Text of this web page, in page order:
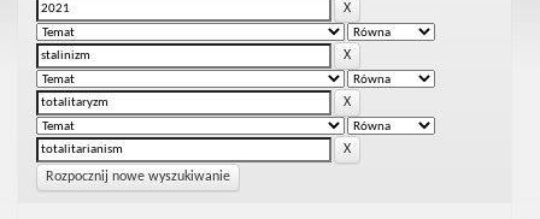
Rozpocznij nowe wyszukiwanie